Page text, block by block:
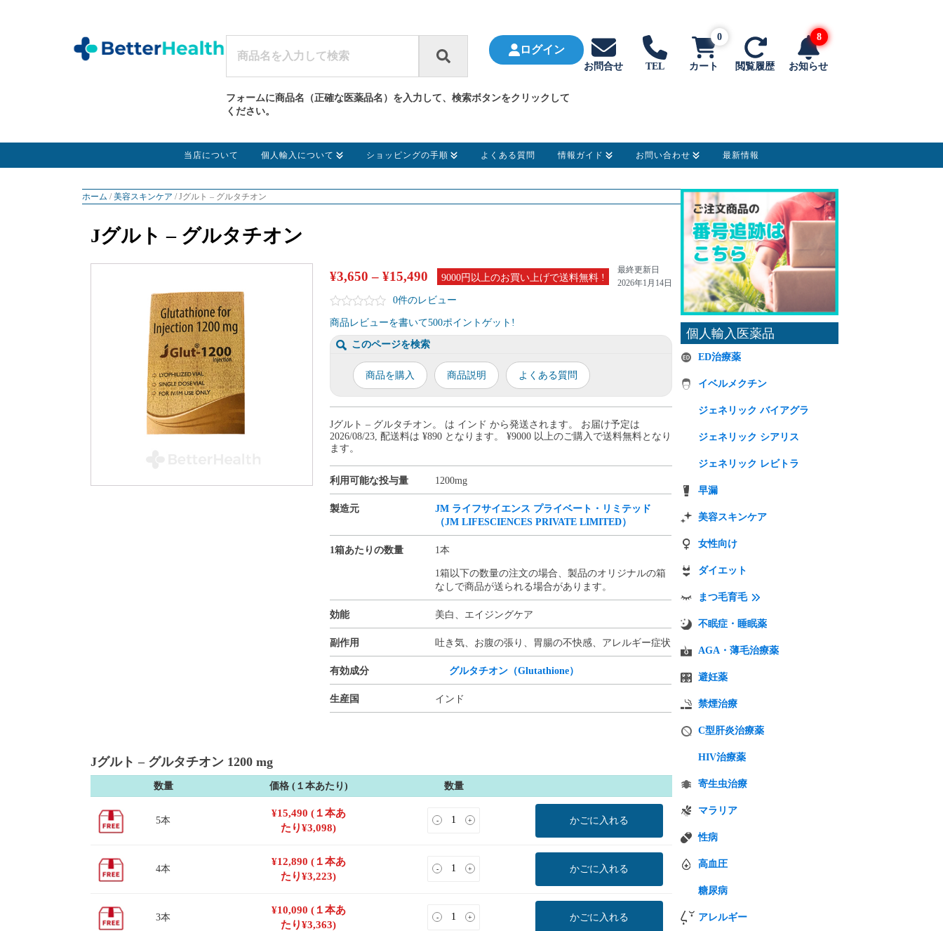
ログイン
フォームに商品名（正確な医薬品名）を入力して、検索ボタンをクリックして
ください。
お問合せ TEL カート
0
閲覧履歴 お知らせ
8
当店について 個人輸入について ショッピングの手順 よくある質問 情報ガイド お問い合わせ 最新情報
ホーム /美容スキンケア / Jグルト – グルタチオン
Jグルト – グルタチオン
¥3,650 –¥15,490 9000円以上のお買い上げで送料無料 !
最終更新日
2026年1月14日
0件のレビュー
商品レビューを書いて500ポイントゲット!
このページを検索
商品を購入 商品説明 よくある質問
Jグルト – グルタチオン。 は インド から発送されます。 お届け予定は
2026/08/23, 配送料は ¥890 となります。 ¥9000 以上のご購入で送料無料となり
ます。
利用可能な投与量 1200mg
製造元
JM ライフサイエンス プライベート・リミテッド
（JM LIFESCIENCES PRIVATE LIMITED）
1箱あたりの数量 1本
1箱以下の数量の注文の場合、製品のオリジナルの箱
なしで商品が送られる場合があります。
効能 美白、エイジングケア
副作用 吐き気、お腹の張り、胃腸の不快感、アレルギー症状
有効成分 グルタチオン（Glutathione）
生産国 インド
Jグルト – グルタチオン 1200 mg
数量 価格 (１本あたり) 数量
5本
¥15,490 (１本あ
たり¥3,098)
- + かごに入れる
4本
¥12,890 (１本あ
たり¥3,223)
- + かごに入れる
3本
¥10,090 (１本あ
たり¥3,363)
- + かごに入れる
個人輸入医薬品
ED治療薬
イベルメクチン
ジェネリック バイアグラ
ジェネリック シアリス
ジェネリック レビトラ
早漏
美容スキンケア
女性向け
ダイエット
まつ毛育毛
不眠症・睡眠薬
AGA・薄毛治療薬
避妊薬
禁煙治療
C型肝炎治療薬
HIV治療薬
寄生虫治療
マラリア
性病
高血圧
糖尿病
アレルギー